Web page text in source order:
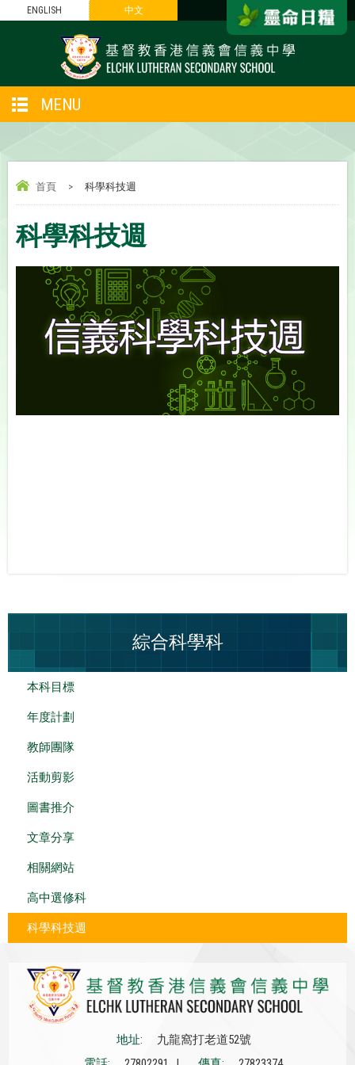
ENGLISH 中文
MENU
首頁 > 科學科技週
科學科技週
綜合科學科
本科目標
年度計劃
教師團隊
活動剪影
圖書推介
文章分享
相關網站
高中選修科
科學科技週
地址:
九龍窩打老道52號